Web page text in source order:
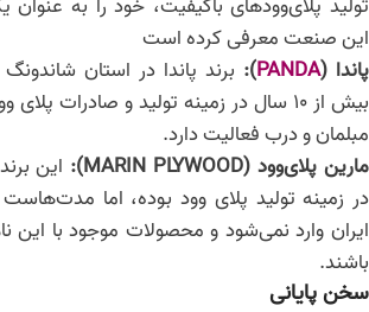
این صنعت معرفی کرده است
پاندا (
PANDA
): برند پاندا در استان
بیش از ۱۰ سال در زمینه تولید و صادرات
مبلمان و درب فعالیت دارد.
مارین پلای‌وود(MARIN PLYWOOD):
این
در زمینه تولید پلای‌ وود بوده، اما
ایران وارد نمی‌شود و محصولات موجود با
باشند.
سخن پایانی